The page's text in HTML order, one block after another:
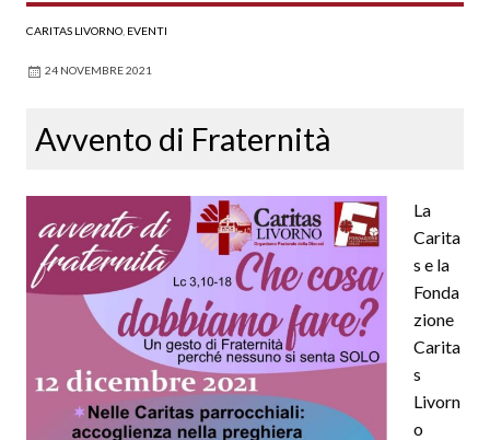
CARITAS LIVORNO EVENTI
24 NOVEMBRE 2021
Avvento di Fraternità
La
Carita
s e la
Fonda
zione
Carita
s
Livorn
o